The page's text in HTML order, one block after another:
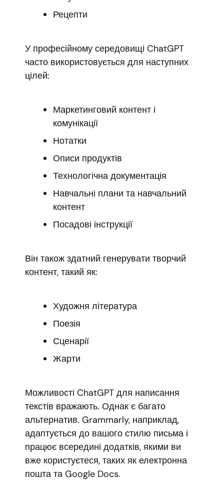
Рецепти
У професійному середовищі ChatGPT
часто використовується для наступних
цілей:
Маркетинговий контент і
комунікації
Нотатки
Описи продуктів
Технологічна документація
Навчальні плани та навчальний
контент
Посадові інструкції
Він також здатний генерувати творчий
контент, такий як:
Художня література
Поезія
Сценарії
Жарти
Можливості ChatGPT для написання
текстів вражають. Однак є багато
альтернатив. Grammarly, наприклад,
адаптується до вашого стилю письма і
працює всередині додатків, якими ви
вже користуєтеся, таких як електронна
пошта та Google Docs.